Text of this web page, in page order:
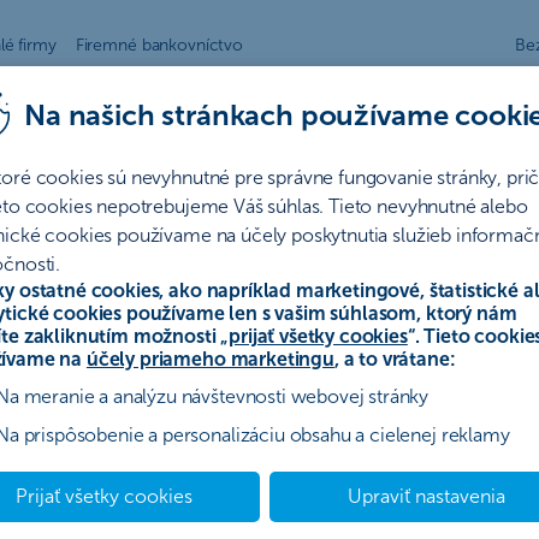
Na našich stránkach používame
cookies sú nevyhnutné pre správne fungovanie stránky,
cookies nepotrebujeme Váš súhlas. Tieto nevyhnutné alebo
cookies používame na účely poskytnutia služieb
ostatné cookies, ako napríklad marketingové, štatistické
cookies používame len s vašim súhlasom, ktorý nám
zakliknutím možnosti „prijať všetky cookies“. Tieto
na účely priameho marketingu, a to vrátane:
meranie a analýzu návštevnosti webovej stránky
prispôsobenie a personalizáciu obsahu a cielenej reklamy
Prijať všetky cookies Upraviť nastavenia
firmy Firemné bankovníctvo
pozor pri poistení